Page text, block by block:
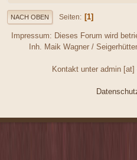
NACH OBEN Seiten 1
Impressum: Dieses Forum wird
Inh. Maik Wagner /
Kontakt unter admin